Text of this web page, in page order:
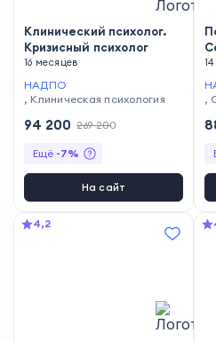
Клинический психолог.
Кризисный психолог
16 месяцев
НАДПО
, Клиническая психология
94 200 269 200
Ещё -7%
На сайт
,
4,2